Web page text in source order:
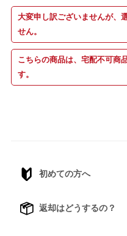
大変申し訳ございませんが、
せん。
こちらの商品は、宅配不可商
す。
初めての方へ
返却はどうするの？